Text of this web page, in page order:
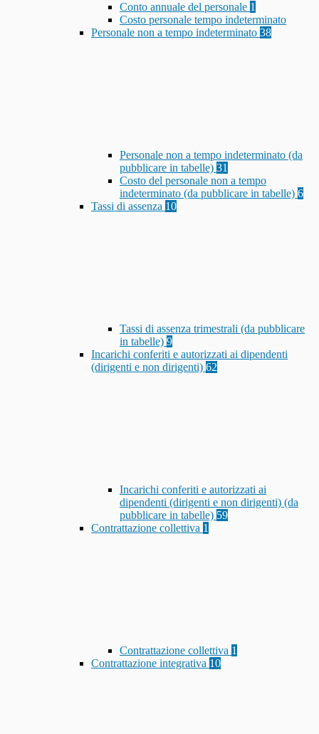
Conto annuale del personale 1
Costo personale tempo indeterminato
Personale non a tempo indeterminato 38
Personale non a tempo indeterminato (da
pubblicare in tabelle) 31
Costo del personale non a tempo
indeterminato (da pubblicare in tabelle) 6
Tassi di assenza 10
Tassi di assenza trimestrali (da pubblicare
in tabelle) 9
Incarichi conferiti e autorizzati ai dipendenti
(dirigenti e non dirigenti) 62
Incarichi conferiti e autorizzati ai
dipendenti (dirigenti e non dirigenti) (da
pubblicare in tabelle) 59
Contrattazione collettiva 1
Contrattazione collettiva 1
Contrattazione integrativa 10